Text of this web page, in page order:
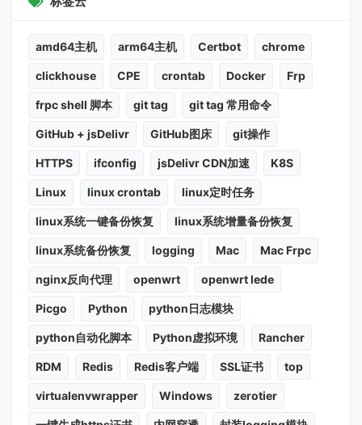
amd64主机 arm64主机 Certbot chrome
clickhouse CPE crontab Docker Frp
frpc shell 脚本 git tag git tag 常用命令
GitHub + jsDelivr GitHub图床 git操作
HTTPS ifconfig jsDelivr CDN加速 K8S
Linux linux crontab linux定时任务
linux系统一键备份恢复 linux系统增量备份恢复
linux系统备份恢复 logging Mac Mac Frpc
nginx反向代理 openwrt openwrt lede
Picgo Python python日志模块
python自动化脚本 Python虚拟环境 Rancher
RDM Redis Redis客户端 SSL证书 top
virtualenvwrapper Windows zerotier